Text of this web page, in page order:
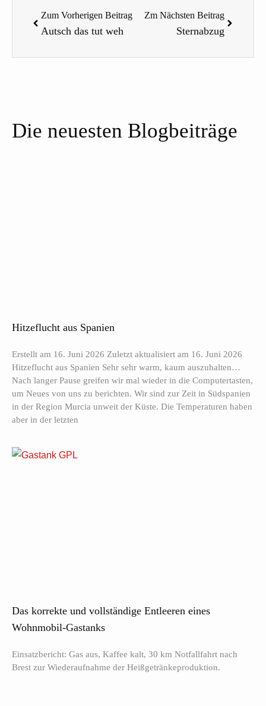
Zum Vorherigen Beitrag
Autsch das tut weh
Zm Nächsten Beitrag
Sternabzug
Die neuesten Blogbeiträge
Hitzeflucht aus Spanien
Erstellt am 16. Juni 2026 Zuletzt aktualisiert am 16. Juni 2026
Hitzeflucht aus Spanien Sehr sehr warm, kaum auszuhalten…
Nach langer Pause greifen wir mal wieder in die Computertasten,
um Neues von uns zu berichten. Wir sind zur Zeit in Südspanien
in der Region Murcia unweit der Küste. Die Temperaturen haben
aber in der letzten
Das korrekte und vollständige Entleeren eines
Wohnmobil-Gastanks
Einsatzbericht: Gas aus, Kaffee kalt, 30 km Notfallfahrt nach
Brest zur Wiederaufnahme der Heißgetränkeproduktion.